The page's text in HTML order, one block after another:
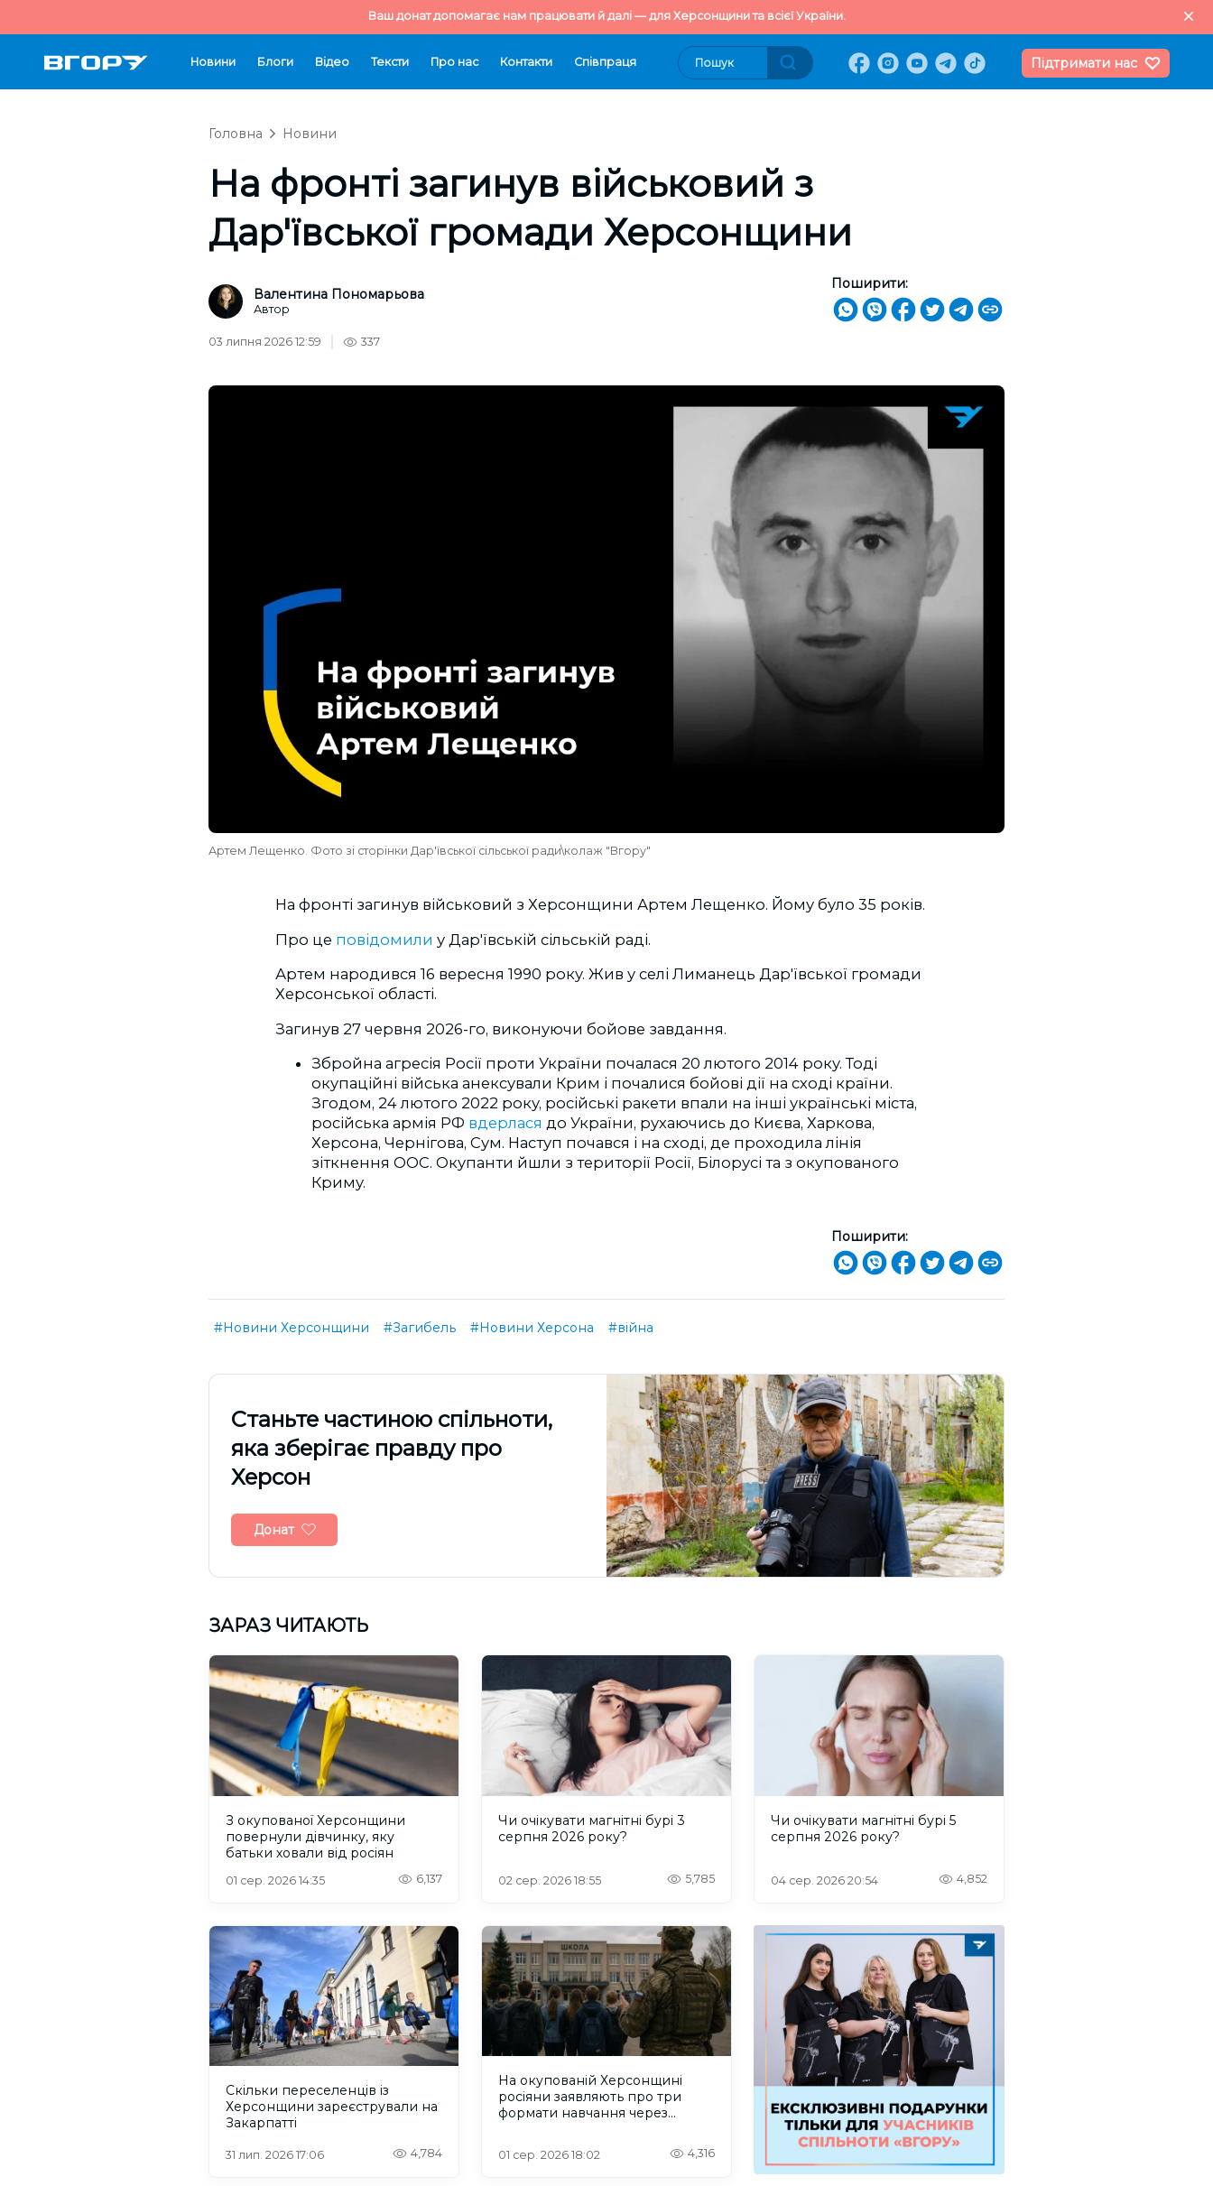
Ваш донат допомагає нам працювати й далі — для Херсонщини та всієї України.
Новини Блоги Відео Тексти Про нас Контакти Cпівпраця Підтримати нас
Головна Новини
На фронті загинув військовий з
Дар'ївської громади Херсонщини
Валентина Пономарьова
Автор
Поширити:
03 липня 2026 12:59 337
Артем Лещенко. Фото зі сторінки Дар'ївської сільської ради\колаж "Вгору"
На фронті загинув військовий з Херсонщини Артем Лещенко. Йому було 35 років.
Про це повідомили у Дар'ївській сільській раді.
Артем народився 16 вересня 1990 року. Жив у селі Лиманець Дар'ївської громади
Херсонської області.
Загинув 27 червня 2026-го, виконуючи бойове завдання.
Збройна агресія Росії проти України почалася 20 лютого 2014 року. Тоді
окупаційні війська анексували Крим і почалися бойові дії на сході країни.
Згодом, 24 лютого 2022 року, російські ракети впали на інші українські міста,
російська армія РФ вдерлася до України, рухаючись до Києва, Харкова,
Херсона, Чернігова, Сум. Наступ почався і на сході, де проходила лінія
зіткнення ООС. Окупанти йшли з території Росії, Білорусі та з окупованого
Криму.
Поширити:
#Новини Херсонщини #Загибель #Новини Херсона #війна
Cтаньте частиною спільноти,
яка зберігає правду про
Херсон
Донат
ЗАРАЗ ЧИТАЮТЬ
З окупованої Херсонщини
повернули дівчинку, яку
батьки ховали від росіян
01 сер. 2026 14:35 6,137
Чи очікувати магнітні бурі 3
серпня 2026 року?
02 сер. 2026 18:55 5,785
Чи очікувати магнітні бурі 5
серпня 2026 року?
04 сер. 2026 20:54 4,852
Скільки переселенців із
Херсонщини зареєстрували на
Закарпатті
31 лип. 2026 17:06 4,784
На окупованій Херсонщині
росіяни заявляють про три
формати навчання через
01 сер. 2026 18:02 4,316